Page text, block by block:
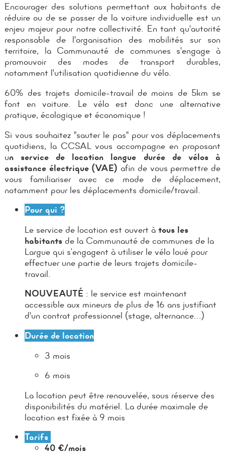
Encourager des solutions permettant aux habitants de
réduire ou de se passer de la voiture individuelle est un
enjeu majeur pour notre collectivité. En tant qu'autorité
responsable de l'organisation des mobilités sur son
territoire, la Communauté de communes s'engage à
promouvoir des modes de transport durables,
notamment l'utilisation quotidienne du vélo.
60% des trajets domicile-travail de moins de 5km se
font en voiture. Le vélo est donc une alternative
pratique, écologique et économique !
Si vous souhaitez "sauter le pas" pour vos déplacements
quotidiens, la CCSAL vous accompagne en proposant
un service de location longue durée de vélos à
assistance électrique (VAE) afin de vous permettre de
vous familiariser avec ce mode de déplacement,
notamment pour les déplacements domicile/travail.
Pour qui ?
Le service de location est ouvert à tous les
habitantsde la Communauté de communes de la
Largue qui s’engagent à utiliser le vélo loué pour
effectuer une partie de leurs trajets domicile-
travail.
NOUVEAUTÉ : le service est maintenant
accessible aux mineurs de plus de 16 ans justifiant
d'un contrat professionnel (stage, alternance...)
Durée de location
3 mois
6 mois
La location peut être renouvelée, sous réserve des
disponibilités du matériel. La durée maximale de
location est fixée à 9 mois
Tarifs
40 €/mois